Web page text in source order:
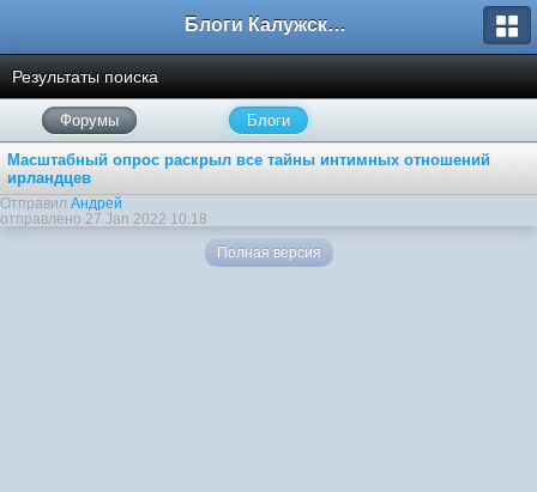
Блоги Калужского перекрестка
Результаты поиска
Форумы Блоги
Масштабный опрос раскрыл все тайны интимных отношений
ирландцев
Отправил Андрей
отправлено 27 Jan 2022 10:18
Полная версия